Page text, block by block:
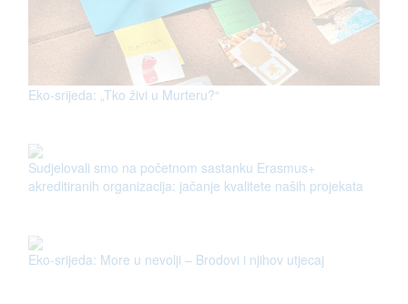
Eko-srijeda: „Tko živi u Murteru?“
Sudjelovali smo na početnom sastanku Erasmus+
akreditiranih organizacija: jačanje kvalitete naših projekata
Eko-srijeda: More u nevolji – Brodovi i njihov utjecaj